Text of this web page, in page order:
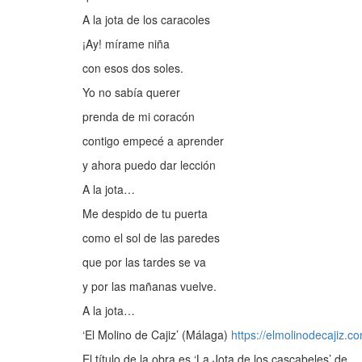
A la jota de los caracoles
¡Ay! mírame niña
con esos dos soles.
Yo no sabía querer
prenda de mi coracón
contigo empecé a aprender
y ahora puedo dar lección
A la jota…
Me despido de tu puerta
como el sol de las paredes
que por las tardes se va
y por las mañanas vuelve.
A la jota…
‘El Molino de Cajiz’ (Málaga) https://